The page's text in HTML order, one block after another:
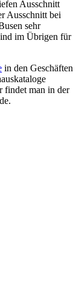
Ausschnitt
Ausschnitt bei
sehr
im Übrigen für
in den Geschäften
findet man in der